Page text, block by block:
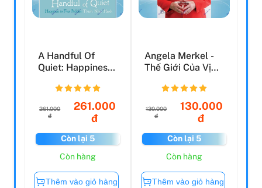
A Handful Of
Quiet: Happiness
261.000
đ
261.000
đ
Còn lại 5
Còn hàng
Thêm vào giỏ hàng
Angela Merkel -
Thế Giới Của Vị
130.000
đ
130.000
đ
Còn lại 5
Còn hàng
Thêm vào giỏ hàng